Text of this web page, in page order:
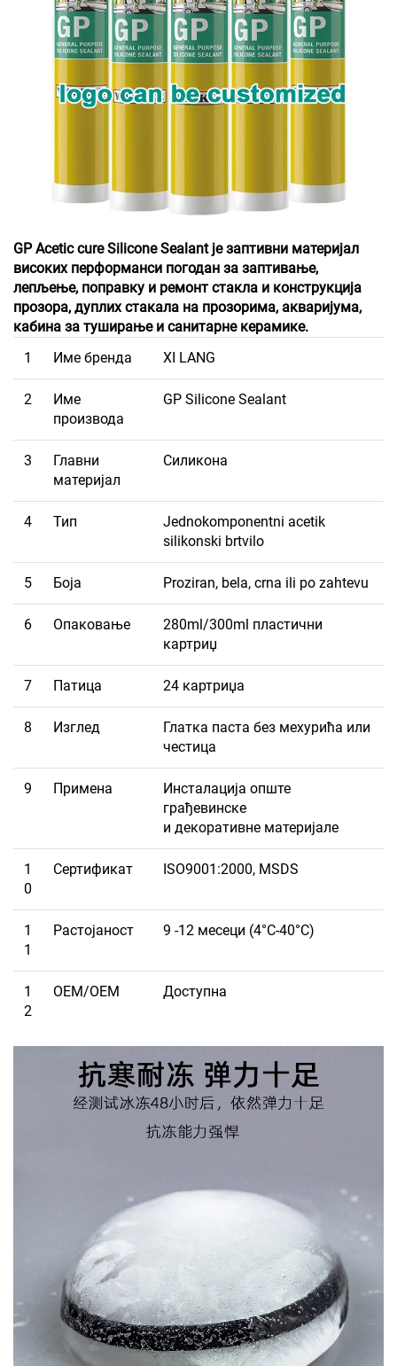
GP Acetic cure Silicone Sealant је заптивни материјал
високих перформанси погодан за заптивање,
лепљење, поправку и ремонт стакла и конструкција
прозора, дуплих стакала на прозорима, акваријума,
кабина за туширање и санитарне керамике.
1
Име бренда XI LANG
2
Име
производа
GP Silicone Sealant
3
Главни
материјал
Силикона
4 Тип
Jednokomponentni acetik
silikonski brtvilo
5 Боја Proziran, bela, crna ili po zahtevu
6 Опаковање
280ml/300ml пластични
картриџ
7 Патица 24 картриџа
8 Изглед
Глатка паста без мехурића или
честица
9 Примена
Инсталација опште
грађевинске
и декоративне материјале
1
0
Сертификат ISO9001:2000, MSDS
1
1
Растојаност 9 -12 месеци (4°C-40°C)
1
2
ОЕМ/ОЕМ Доступна